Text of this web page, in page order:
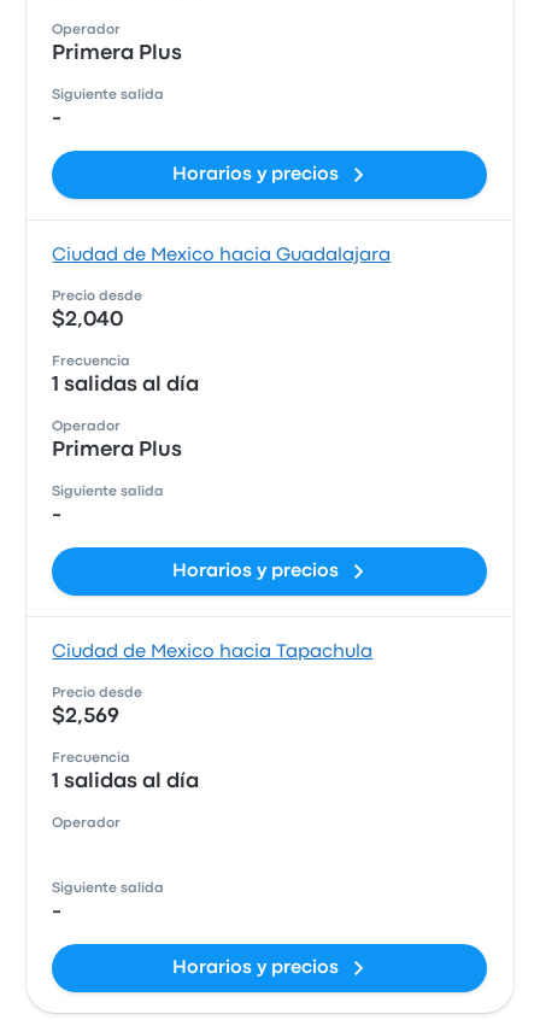
Operador
Primera Plus
Siguiente salida
-
Horarios y precios
Ciudad de Mexico hacia Guadalajara
Precio desde
$2,040
Frecuencia
1 salidas al día
Operador
Primera Plus
Siguiente salida
-
Horarios y precios
Ciudad de Mexico hacia Tapachula
Precio desde
$2,569
Frecuencia
1 salidas al día
Operador
Siguiente salida
-
Horarios y precios